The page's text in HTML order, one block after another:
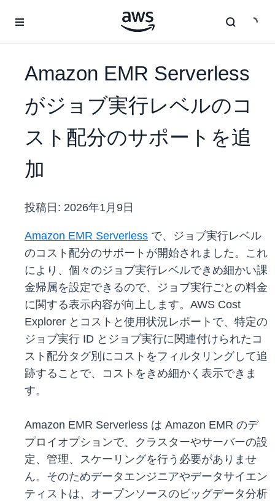
Amazon EMR Serverless
がジョブ実行レベルのコ
スト配分のサポートを追
加
投稿日: 2026年1月9日
Amazon EMR Serverless で、ジョブ実行レベル
のコスト配分のサポートが開始されました。これ
により、個々のジョブ実行レベルできめ細かい課
金帰属を設定できるので、ジョブ実行ごとの料金
に関する表示内容が向上します。AWS Cost
Explorer とコストと使用状況レポートで、特定の
ジョブ実行 ID とジョブ実行に関連付けられたコ
スト配分タグ別にコストをフィルタリングして追
跡することで、コストをきめ細かく表示できま
す。
Amazon EMR Serverless は Amazon EMR のデ
プロイオプションで、クラスターやサーバーの設
定、管理、スケーリングを行う必要がありませ
ん。そのためデータエンジニアやデータサイエン
ティストは、オープンソースのビッグデータ分析